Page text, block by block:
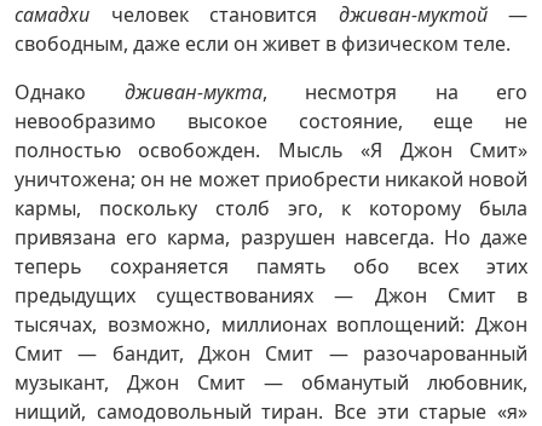
самадхи человек становится дживан-муктой—
свободным, даже если он живет в физическом теле.
Однако дживан-мукта, несмотря на его
невообразимо высокое состояние, еще не
полностью освобожден. Мысль «Я Джон Смит»
уничтожена; он не может приобрести никакой новой
кармы, поскольку столб эго, к которому была
привязана его карма, разрушен навсегда. Но даже
теперь сохраняется память обо всех этих
предыдущих существованиях — Джон Смит в
тысячах, возможно, миллионах воплощений: Джон
Смит — бандит, Джон Смит — разочарованный
музыкант, Джон Смит — обманутый любовник,
нищий, самодовольный тиран. Все эти старые «я»